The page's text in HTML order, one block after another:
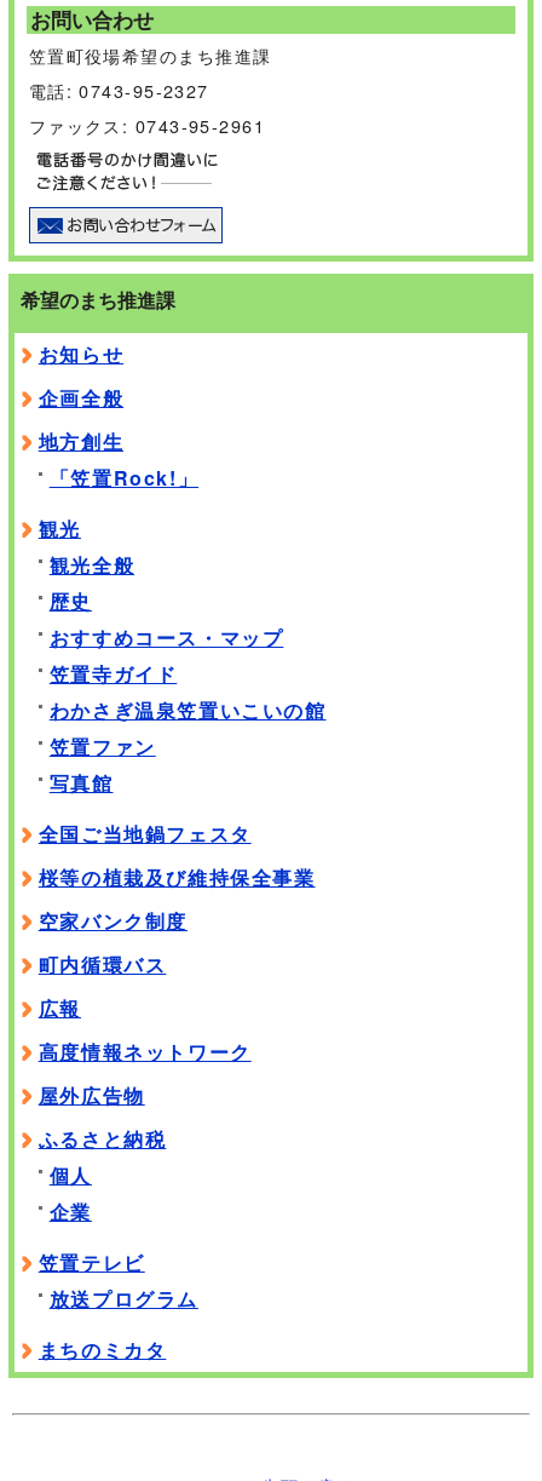
お問い合わせ
笠置町役場希望のまち推進課
電話: 0743-95-2327
ファックス: 0743-95-2961
希望のまち推進課
お知らせ
企画全般
地方創生
「笠置Rock!」
観光
観光全般
歴史
おすすめコース・マップ
笠置寺ガイド
わかさぎ温泉笠置いこいの館
笠置ファン
写真館
全国ご当地鍋フェスタ
桜等の植栽及び維持保全事業
空家バンク制度
町内循環バス
広報
高度情報ネットワーク
屋外広告物
ふるさと納税
個人
企業
笠置テレビ
放送プログラム
まちのミカタ